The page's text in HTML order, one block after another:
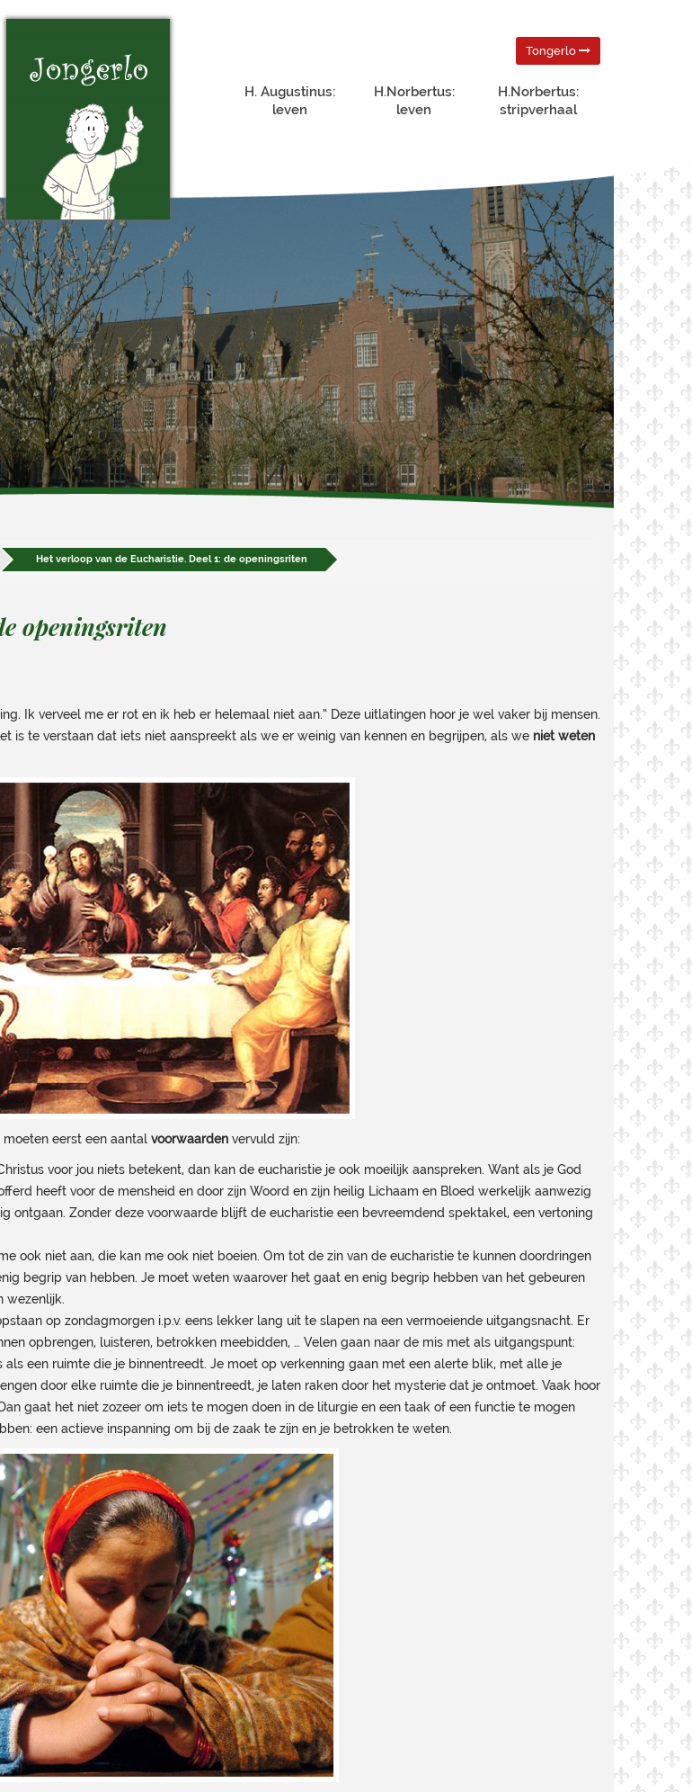
Tongerlo
H. Augustinus:
leven
H.Norbertus:
leven
H.Norbertus:
stripverhaal
Het verloop van de Eucharistie. Deel 1: de openingsriten
openingsriten
Ik verveel me er rot en ik heb er helemaal niet aan.” Deze uitlatingen hoor je wel vaker bij mensen.
is te verstaan dat iets niet aanspreekt als we er weinig van kennen en begrijpen, als we niet weten
eerst een aantal voorwaarden vervuld zijn:
voor jou niets betekent, dan kan de eucharistie je ook moeilijk aanspreken. Want als je God
heeft voor de mensheid en door zijn Woord en zijn heilig Lichaam en Bloed werkelijk aanwezig
ontgaan. Zonder deze voorwaarde blijft de eucharistie een bevreemdend spektakel, een vertoning
ook niet aan, die kan me ook niet boeien. Om tot de zin van de eucharistie te kunnen doordringen
begrip van hebben. Je moet weten waarover het gaat en enig begrip hebben van het gebeuren
wezenlijk.
op zondagmorgen i.p.v. eens lekker lang uit te slapen na een vermoeiende uitgangsnacht. Er
opbrengen, luisteren, betrokken meebidden, … Velen gaan naar de mis met als uitgangspunt:
een ruimte die je binnentreedt. Je moet op verkenning gaan met een alerte blik, met alle je
door elke ruimte die je binnentreedt, je laten raken door het mysterie dat je ontmoet. Vaak hoor
gaat het niet zozeer om iets te mogen doen in de liturgie en een taak of een functie te mogen
een actieve inspanning om bij de zaak te zijn en je betrokken te weten.